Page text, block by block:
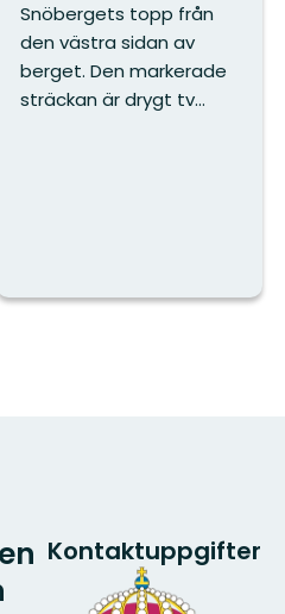
Snöbergets topp från
den västra sidan av
berget. Den markerade
sträckan är drygt tv...
Kontaktuppgifter